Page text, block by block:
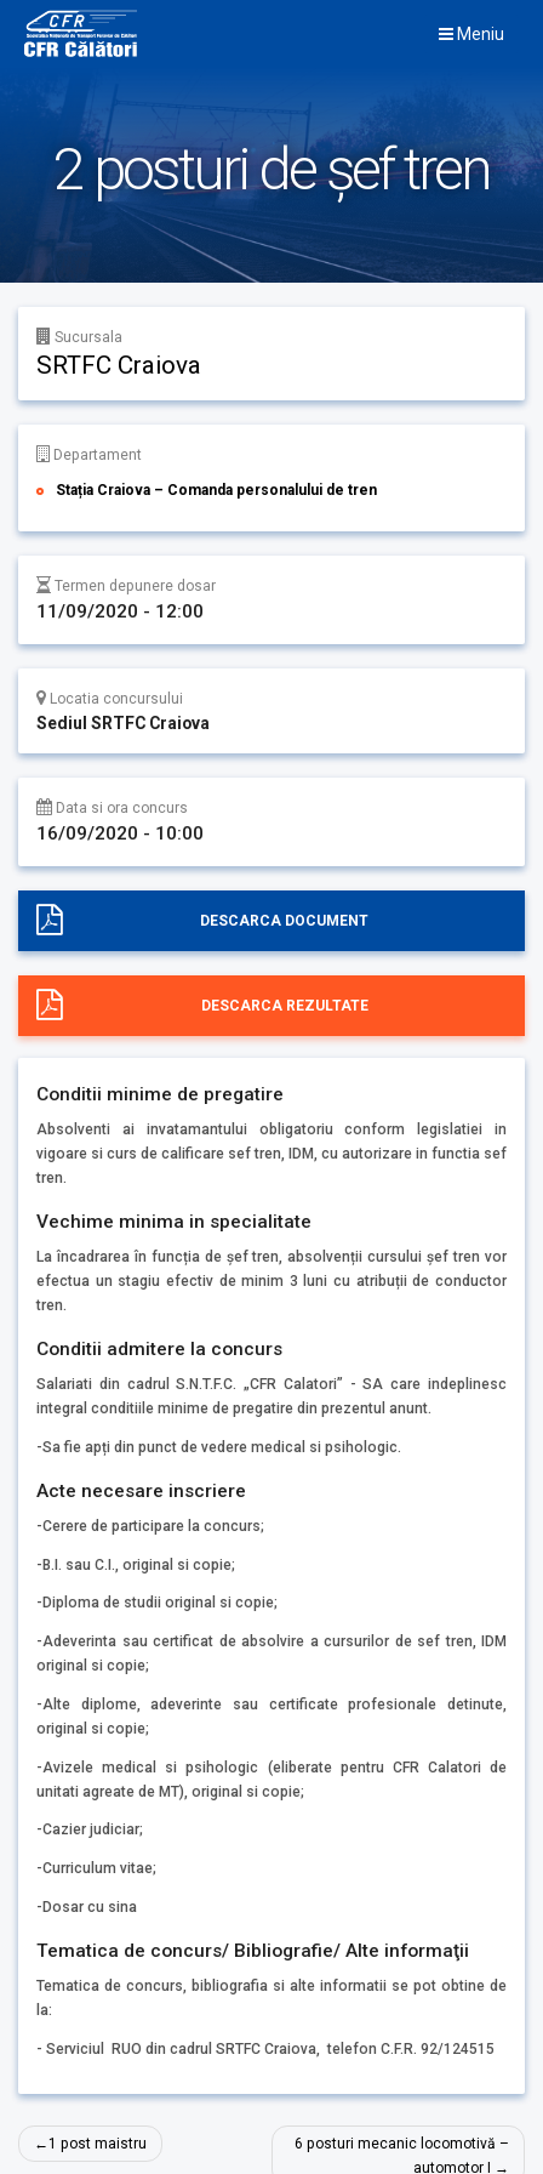
content
Meniu
2 posturi de șef tren
Sucursala
SRTFC Craiova
Departament
Stația Craiova – Comanda personalului de tren
Termen depunere dosar
11/09/2020 - 12:00
Locatia concursului
Sediul SRTFC Craiova
Data si ora concurs
16/09/2020 - 10:00
DESCARCA DOCUMENT
DESCARCA REZULTATE
Conditii minime de pregatire
Absolventi ai invatamantului obligatoriu conform legislatiei in
vigoare si curs de calificare sef tren, IDM, cu autorizare in functia sef
tren.
Vechime minima in specialitate
La încadrarea în funcția de șef tren, absolvenții cursului șef tren vor
efectua un stagiu efectiv de minim 3 luni cu atribuții de conductor
tren.
Conditii admitere la concurs
Salariati din cadrul S.N.T.F.C. „CFR Calatori” - SA care indeplinesc
integral conditiile minime de pregatire din prezentul anunt.
-Sa fie apți din punct de vedere medical si psihologic.
Acte necesare inscriere
-Cerere de participare la concurs;
-B.I. sau C.I., original si copie;
-Diploma de studii original si copie;
-Adeverinta sau certificat de absolvire a cursurilor de sef tren, IDM
original si copie;
-Alte diplome, adeverinte sau certificate profesionale detinute,
original si copie;
-Avizele medical si psihologic (eliberate pentru CFR Calatori de
unitati agreate de MT), original si copie;
-Cazier judiciar;
-Curriculum vitae;
-Dosar cu sina
Tematica de concurs/ Bibliografie/ Alte informaţii
Tematica de concurs, bibliografia si alte informatii se pot obtine de
la:
- Serviciul RUO din cadrul SRTFC Craiova, telefon C.F.R. 92/124515
Navigare
1 post maistru
6 posturi mecanic locomotivă –
automotor I